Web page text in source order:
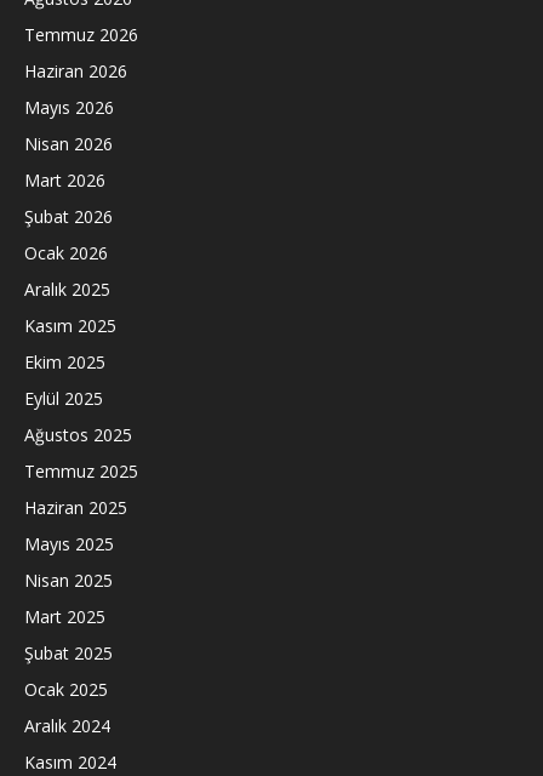
Temmuz 2026
Haziran 2026
Mayıs 2026
Nisan 2026
Mart 2026
Şubat 2026
Ocak 2026
Aralık 2025
Kasım 2025
Ekim 2025
Eylül 2025
Ağustos 2025
Temmuz 2025
Haziran 2025
Mayıs 2025
Nisan 2025
Mart 2025
Şubat 2025
Ocak 2025
Aralık 2024
Kasım 2024